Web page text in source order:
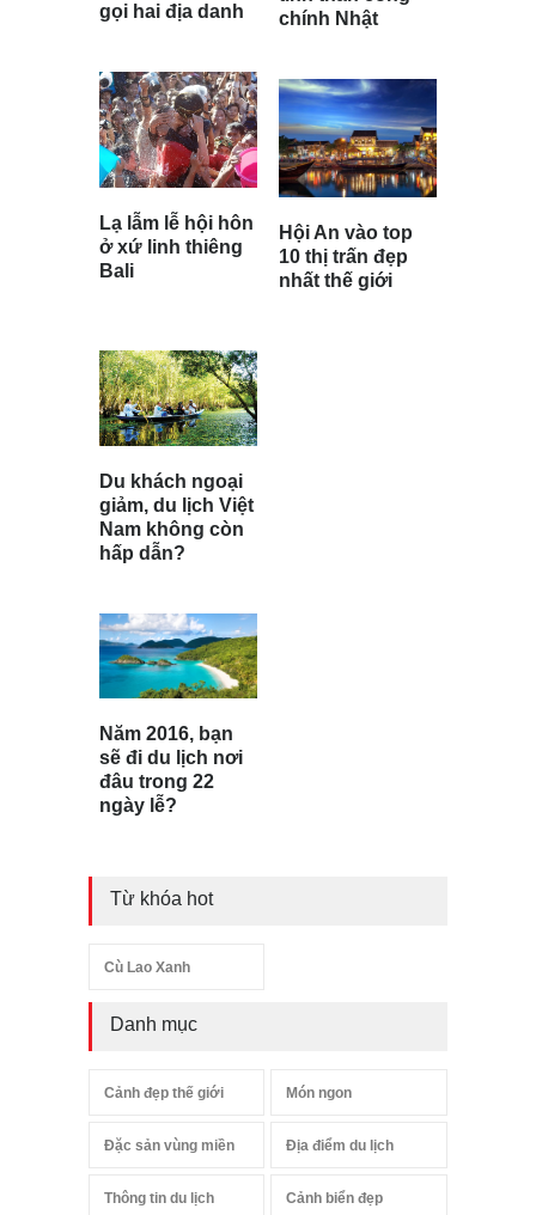
gọi hai địa danh
Lạ lẫm lễ hội hôn
ở xứ linh thiêng
Bali
chính Nhật
Hội An vào top
10 thị trấn đẹp
nhất thế giới
Du khách ngoại
giảm, du lịch Việt
Nam không còn
hấp dẫn?
Năm 2016, bạn
sẽ đi du lịch nơi
đâu trong 22
ngày lễ?
Từ khóa hot
Cù Lao Xanh
Danh mục
Cảnh đẹp thế giới Món ngon
Đặc sản vùng miền Địa điểm du lịch
Thông tin du lịch Cảnh biển đẹp